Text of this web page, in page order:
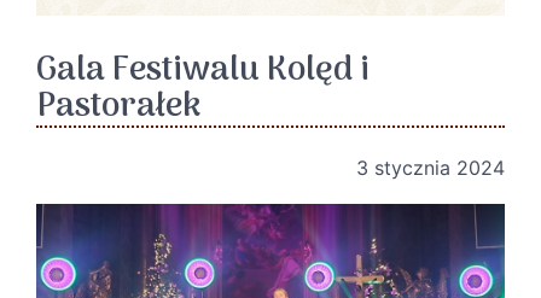
Gala Festiwalu Kolęd i
Pastorałek
3 stycznia 2024